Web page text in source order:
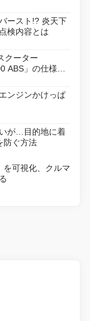
ースト!? 炎天下
検内容とは
クーター
ABS」の仕様を
ンジンかけっぱ
が…目的地に着
防ぐ方法
を可視化、クルマ